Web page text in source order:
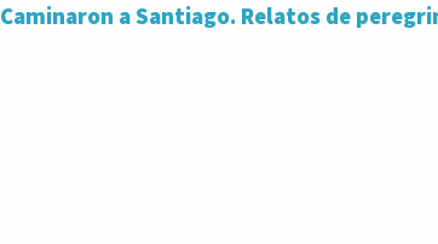
Caminaron a Santiago. Relatos de